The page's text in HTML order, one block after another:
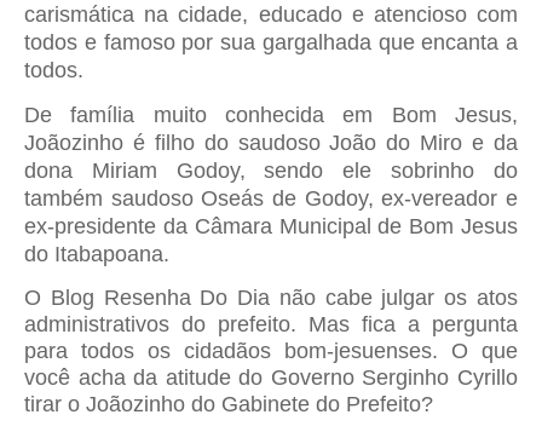
carismática na cidade, educado e atencioso com
todos e famoso por sua gargalhada que encanta a
todos.
De família muito conhecida em Bom Jesus,
Joãozinho é filho do saudoso João do Miro e da
dona Miriam Godoy, sendo ele sobrinho do
também saudoso Oseás de Godoy, ex-vereador e
ex-presidente da Câmara Municipal de Bom Jesus
do Itabapoana.
O Blog Resenha Do Dia não cabe julgar os atos
administrativos do prefeito. Mas fica a pergunta
para todos os cidadãos bom-jesuenses. O que
você acha da atitude do Governo Serginho Cyrillo
tirar o Joãozinho do Gabinete do Prefeito?